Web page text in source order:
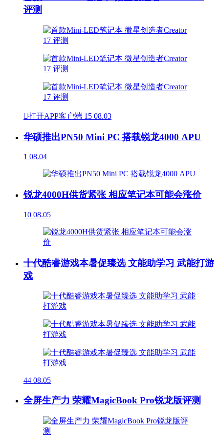
评测
打开APP客户端 15 08.03
华硕推出PN50 Mini PC 搭载锐龙4000 APU
1 08.04
锐龙4000H供货紧张 相应笔记本可能会涨价
10 08.05
十代酷睿游戏本暑促臻选 文能助学习 武能打游
戏
44 08.05
全屏生产力 荣耀MagicBook Pro锐龙版评测